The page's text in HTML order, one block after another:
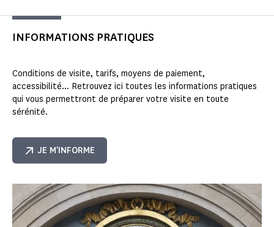
INFORMATIONS PRATIQUES
Conditions de visite, tarifs, moyens de paiement,
accessibilité... Retrouvez ici toutes les informations pratiques
qui vous permettront de préparer votre visite en toute
sérénité.
JE M'INFORME